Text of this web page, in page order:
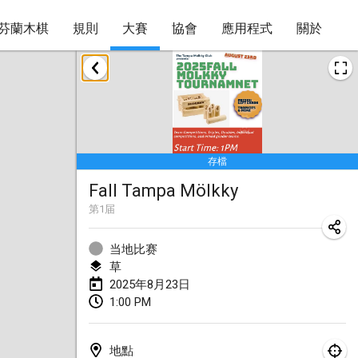
蘭木棋 規則 大賽 協會 應用程式 關於
存檔
Fall Tampa Mölkky
第1 届
当地比赛
草
2025年8月23日
1:00 PM
地點
2025年1月
Tournoi Mixte ASPTTOM
2025年1月18日|法國
Indoor Polish Open 2025 - Singles
2025年1月18日| 波蘭
Tournoi de St Max
2025年1月19日
2025年1月19日